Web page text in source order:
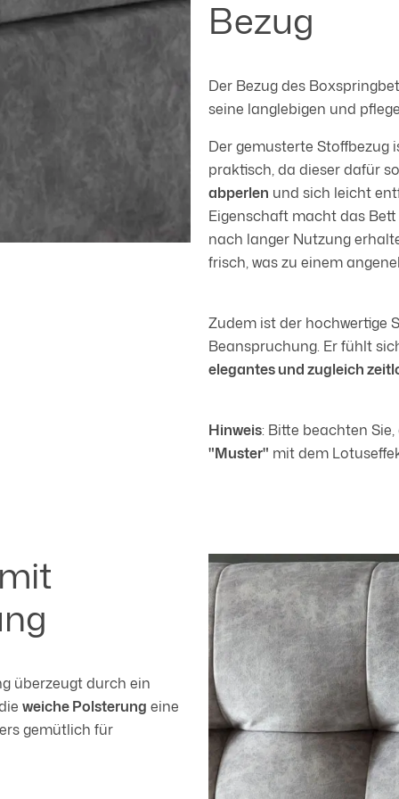
Bezug
Der Bezug des
seine langlebigen und
Der gemusterte Stoffbezug
praktisch, da dieser dafür
abperlen und sich leicht
Eigenschaft macht das
nach langer Nutzung
frisch, was zu einem
Zudem ist der hochwertige
Beanspruchung. Er fühlt
elegantes und zugleich
Hinweis: Bitte beachten
"Muster" mit dem
überzeugt durch ein
weiche Polsterung eine
gemütlich für